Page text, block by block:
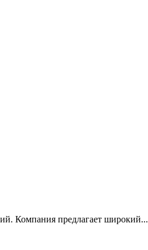
Компания предлагает широкий...